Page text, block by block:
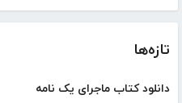
تازه‌ها
دانلود کتاب ماجرای یک نامه